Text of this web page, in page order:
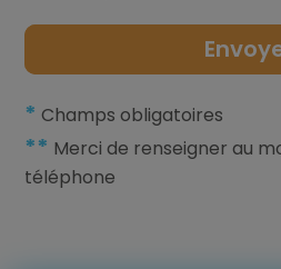
* Champs obligatoires
** Merci de renseigner au
téléphone